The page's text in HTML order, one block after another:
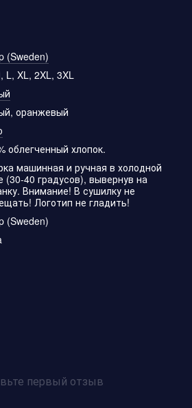
(Sweden)
L, XL, 2XL, 3XL
оранжевый
облегченный хлопок.
машинная и ручная в холодной
(30-40 градусов), вывернув на
Внимание! В сушилку не
Логотип не гладить!
(Sweden)
первый отзыв